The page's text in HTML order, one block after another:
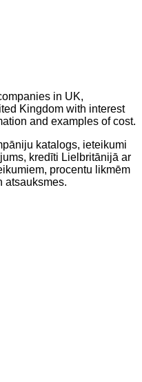
in UK,
Kingdom with interest
and examples of cost.
katalogs, ieteikumi
kredīti Lielbritānijā ar
procentu likmēm
atsauksmes.